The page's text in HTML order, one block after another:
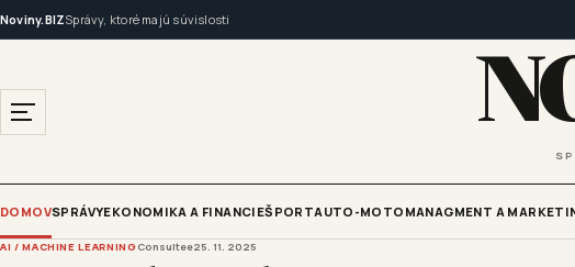
Noviny.BIZSprávy, ktoré majú súvislosti
DOMOVSPRÁVYEKONOMIKA A FINANCIEŠPORTAUTO-MOTO MANAGMENT A
AI / MACHINE LEARNINGConsultee25. 11. 2025